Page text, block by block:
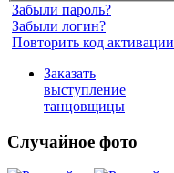
Забыли пароль?
Забыли логин?
Повторить код активации
Заказать
выступление
танцовщицы
Случайное фото